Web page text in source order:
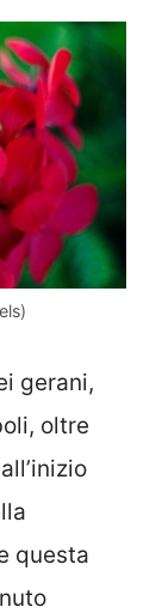
gerani,
oltre
questa